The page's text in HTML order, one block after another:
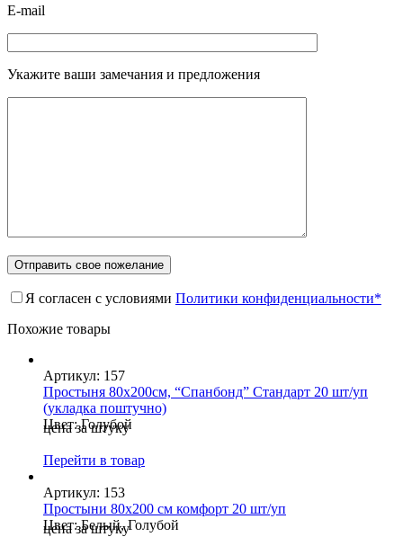
E-mail
Укажите ваши замечания и предложения
Я согласен с условиями Политики конфиденциальности*
Похожие товары
Артикул: 157
Простыня 80х200см, “Спанбонд” Стандарт 20 шт/уп
(укладка поштучно)
Цвет: Голубой
цена за штуку
Перейти в товар
Артикул: 153
Простыни 80х200 см комфорт 20 шт/уп
Цвет: Белый, Голубой
цена за штуку